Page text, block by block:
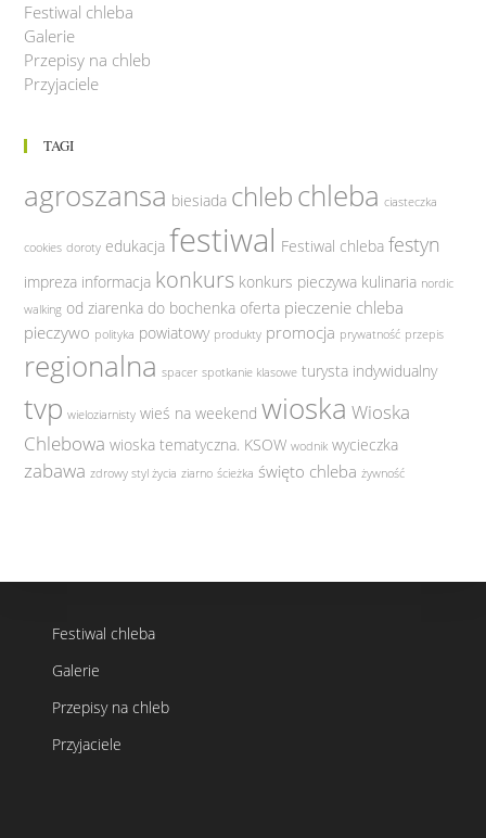
Festiwal chleba
Galerie
Przepisy na chleb
Przyjaciele
TAGI
agroszansa biesiada chlebchleba ciasteczka
cookies doroty edukacja festiwal Festiwal chleba festyn
impreza informacja konkurs konkurs pieczywa kulinaria nordic
walking od ziarenka do bochenka oferta pieczenie chleba
pieczywo polityka powiatowy produkty promocja prywatność przepis
regionalna spacer spotkanie klasowe turysta indywidualny
tvp wieloziarnisty wieś na weekend wioska Wioska
Chlebowa wioska tematyczna. KSOW wodnik wycieczka
zabawa zdrowy styl życia ziarno ścieżka święto chleba żywność
Festiwal chleba
Galerie
Przepisy na chleb
Przyjaciele